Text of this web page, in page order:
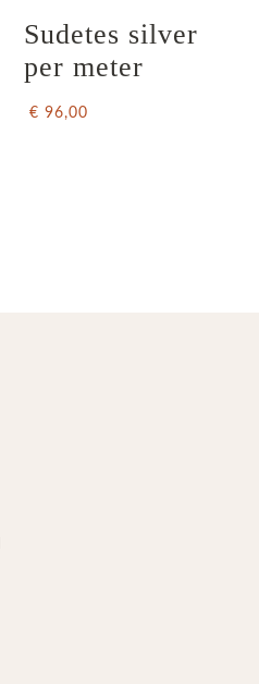
Sudetes silver
per meter
€ 96,00